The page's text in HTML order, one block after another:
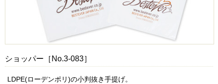
ショッパー［No.3-083］
LDPE(ローデンポリ)の小判抜き手提げ。